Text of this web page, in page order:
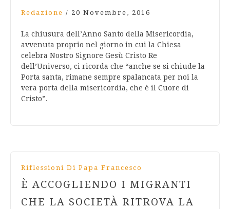
Redazione / 20 Novembre, 2016
La chiusura dell’Anno Santo della Misericordia,
avvenuta proprio nel giorno in cui la Chiesa
celebra Nostro Signore Gesù Cristo Re
dell’Universo, ci ricorda che “anche se si chiude la
Porta santa, rimane sempre spalancata per noi la
vera porta della misericordia, che è il Cuore di
Cristo”.
Riflessioni Di Papa Francesco
È ACCOGLIENDO I MIGRANTI
CHE LA SOCIETÀ RITROVA LA